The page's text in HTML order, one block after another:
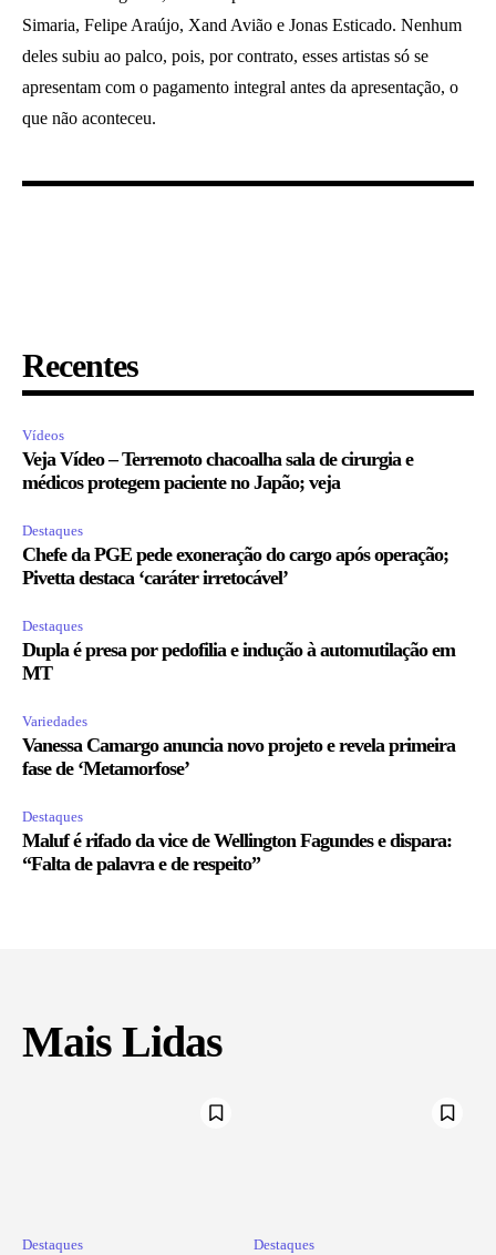
Simaria, Felipe Araújo, Xand Avião e Jonas Esticado. Nenhum
deles subiu ao palco, pois, por contrato, esses artistas só se
apresentam com o pagamento integral antes da apresentação, o
que não aconteceu.
Recentes
Vídeos
Veja Vídeo – Terremoto chacoalha sala de cirurgia e
médicos protegem paciente no Japão; veja
Destaques
Chefe da PGE pede exoneração do cargo após operação;
Pivetta destaca ‘caráter irretocável’
Destaques
Dupla é presa por pedofilia e indução à automutilação em
MT
Variedades
Vanessa Camargo anuncia novo projeto e revela primeira
fase de ‘Metamorfose’
Destaques
Maluf é rifado da vice de Wellington Fagundes e dispara:
“Falta de palavra e de respeito”
Mais Lidas
Destaques Destaques